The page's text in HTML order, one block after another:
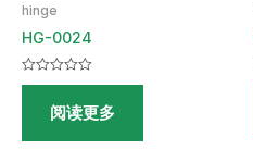
hinge
HG-0024
评
&sol;阅读更多